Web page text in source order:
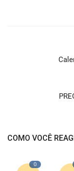
COMO VOCÊ
0